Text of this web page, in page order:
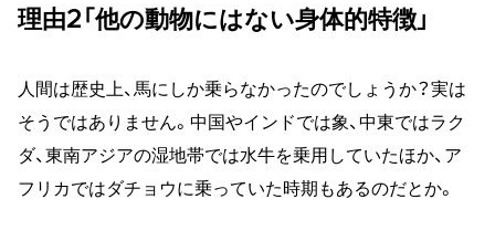
理由2「他の動物にはない身体的特徴」
人間は歴史上、馬にしか乗らなかったのでしょうか？実は
そうではありません。中国やインドでは象、中東ではラク
ダ、東南アジアの湿地帯では水牛を乗用していたほか、ア
フリカではダチョウに乗っていた時期もあるのだとか。